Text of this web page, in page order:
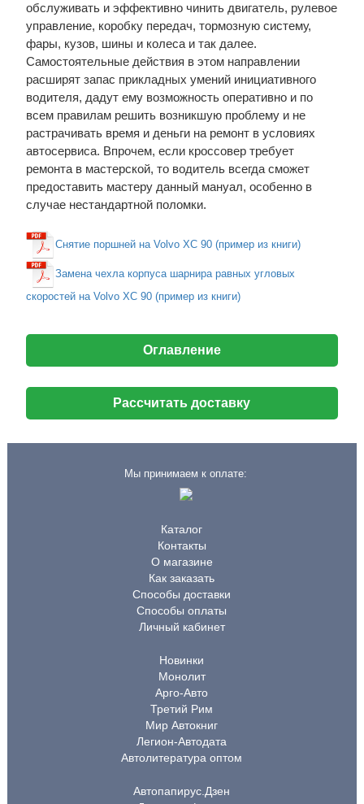
обслуживать и эффективно чинить двигатель, рулевое
управление, коробку передач, тормозную систему,
фары, кузов, шины и колеса и так далее.
Самостоятельные действия в этом направлении
расширят запас прикладных умений инициативного
водителя, дадут ему возможность оперативно и по
всем правилам решить возникшую проблему и не
растрачивать время и деньги на ремонт в условиях
автосервиса. Впрочем, если кроссовер требует
ремонта в мастерской, то водитель всегда сможет
предоставить мастеру данный мануал, особенно в
случае нестандартной поломки.
Снятие поршней на Volvo XC 90 (пример из книги)
Замена чехла корпуса шарнира равных угловых
скоростей на Volvo XC 90 (пример из книги)
Оглавление
Рассчитать доставку
Мы принимаем к оплате:
Каталог
Контакты
О магазине
Как заказать
Способы доставки
Способы оплаты
Личный кабинет
Новинки
Монолит
Арго-Авто
Третий Рим
Мир Автокниг
Легион-Автодата
Автолитература оптом
Автопапирус.Дзен